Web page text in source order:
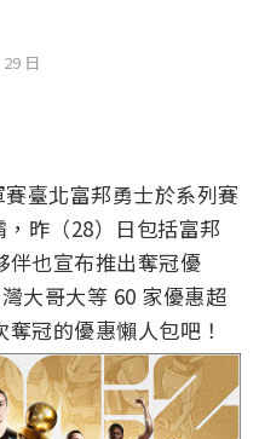
日
臺北富邦勇士於系列賽
昨（28）日包括富邦
伴也宣布推出奪冠優
大哥大等 60 家優惠超
冠的優惠懶人包吧！